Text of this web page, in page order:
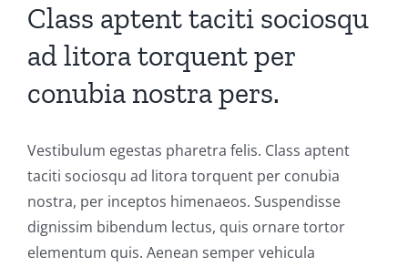
Class aptent taciti sociosqu
ad litora torquent per
conubia nostra pers.
Vestibulum egestas pharetra felis. Class aptent
taciti sociosqu ad litora torquent per conubia
nostra, per inceptos himenaeos. Suspendisse
dignissim bibendum lectus, quis ornare tortor
elementum quis. Aenean semper vehicula